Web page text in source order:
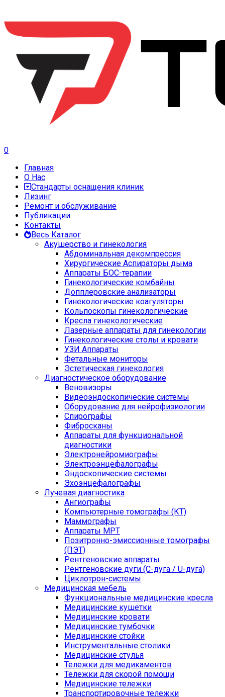
0
Главная
О Нас
Стандарты оснащения клиник
Лизинг
Ремонт и обслуживание
Публикации
Контакты
Весь Каталог
Акушерство и гинекология
Абдоминальная декомпрессия
Хирургические Аспираторы дыма
Аппараты БОС-терапии
Гинекологические комбайны
Допплеровские анализаторы
Гинекологические коагуляторы
Кольпоскопы гинекологические
Кресла гинекологические
Лазерные аппараты для гинекологии
Гинекологические столы и кровати
УЗИ Аппараты
Фетальные мониторы
Эстетическая гинекология
Диагностическое оборудование
Веновизоры
Видеоэндоскопические системы
Оборудование для нейрофизиологии
Спирографы
Фибросканы
Аппараты для функциональной
диагностики
Электронейромиографы
Электроэнцефалографы
Эндоскопические системы
Эхоэнцефалографы
Лучевая диагностика
Ангиографы
Компьютерные томографы (КТ)
Маммографы
Аппараты МРТ
Позитронно-эмиссионные томографы
(ПЭТ)
Рентгеновские аппараты
Рентгеновские дуги (С-дуга / U-дуга)
Циклотрон-системы
Медицинская мебель
Функциональные медицинские кресла
Медицинские кушетки
Медицинские кровати
Медицинские тумбочки
Медицинские стойки
Инструментальные столики
Медицинские стулья
Тележки для медикаментов
Тележки для скорой помощи
Медицинские тележки
Транспортировочные тележки